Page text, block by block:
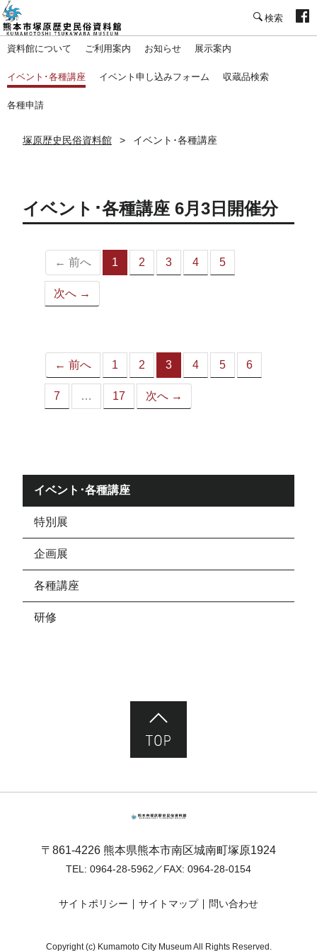
資料館について ご利用案内 お知らせ 展示案内
イベント･各種講座 イベント申し込みフォーム 収蔵品検索
各種申請
塚原歴史民俗資料館 イベント･各種講座
イベント･各種講座 6月3日開催分
← 前へ 1
（こ
2 3 4 5
次へ →
← 前へ 1 2 3
（こ
の
4 5 6
7 … 17 次へ →
イベント･各種講座
特別展
企画展
各種講座
研修
〒861-4226 熊本県熊本市南区城南町塚原1924
TEL: 0964-28-5962 ／FAX: 0964-28-0154
サイトポリシー サイトマップ 問い合わせ
Copyright (c) Kumamoto City Museum All Rights Reserved.